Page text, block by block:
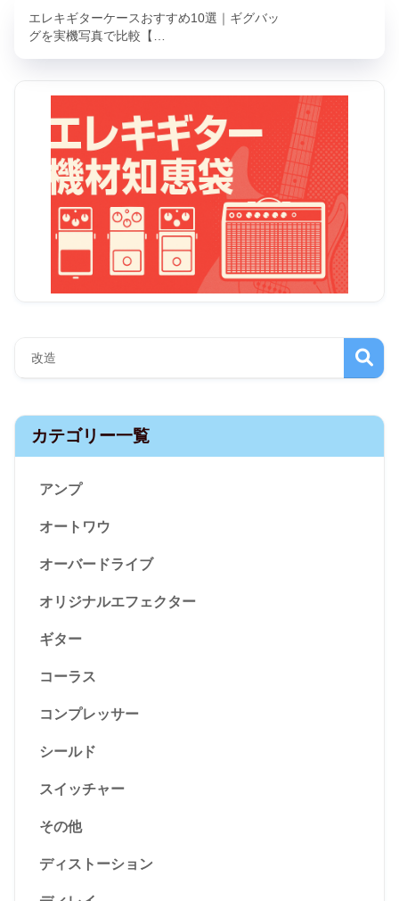
エレキギターケースおすすめ10選｜ギグバッ
グを実機写真で比較【…
カテゴリー一覧
アンプ
オートワウ
オーバードライブ
オリジナルエフェクター
ギター
コーラス
コンプレッサー
シールド
スイッチャー
その他
ディストーション